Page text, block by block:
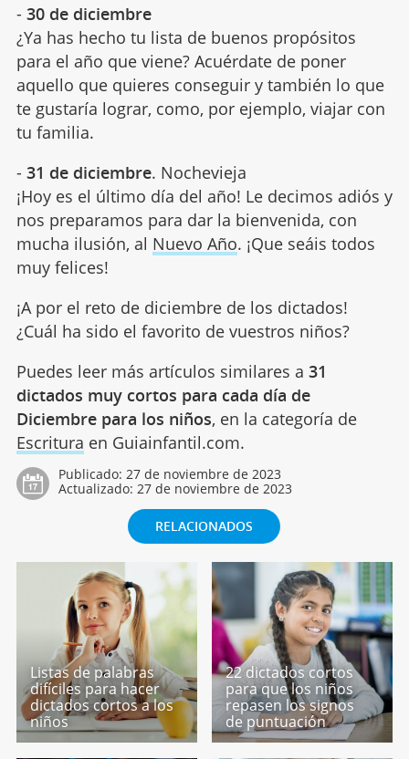
- 30 de diciembre
¿Ya has hecho tu lista de buenos propósitos
para el año que viene? Acuérdate de poner
aquello que quieres conseguir y también lo que
te gustaría lograr, como, por ejemplo, viajar con
tu familia.
- 31 de diciembre. Nochevieja
¡Hoy es el último día del año! Le decimos adiós y
nos preparamos para dar la bienvenida, con
mucha ilusión, al Nuevo Año. ¡Que seáis todos
muy felices!
¡A por el reto de diciembre de los dictados!
¿Cuál ha sido el favorito de vuestros niños?
Puedes leer más artículos similares a 31
dictados muy cortos para cada día de
Diciembre para los niños, en la categoría de
Escritura en Guiainfantil.com.
Publicado: 27 de noviembre de 2023
Actualizado: 27 de noviembre de 2023
RELACIONADOS
Listas de palabras
difíciles para hacer
dictados cortos a los
niños
22 dictados cortos
para que los niños
repasen los signos
de puntuación